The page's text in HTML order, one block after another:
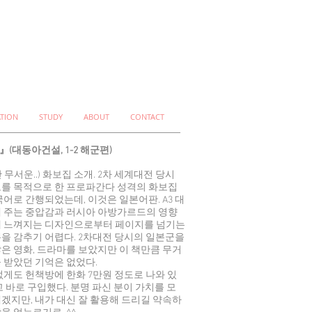
STUDY ABOUT CONTACT
』(대동아건설, 1-2 해군편)
무서운..) 화보집 소개. 2차 세계대전 당시
목적으로 한 프로파간다 성격의 화보집
어로 간행되었는데, 이것은 일본어판. A3 대
주는 중압감과 러시아 아방가르드의 영향
느껴지는 디자인으로부터 페이지를 넘기는
감추기 어렵다. 2차대전 당시의 일본군을
영화, 드라마를 보았지만 이 책만큼 무거
받았던 기억은 없었다.
게도 헌책방에 한화 7만원 정도로 나와 있
바로 구입했다. 분명 파신 분이 가치를 모
지만, 내가 대신 잘 활용해 드리길 약속하